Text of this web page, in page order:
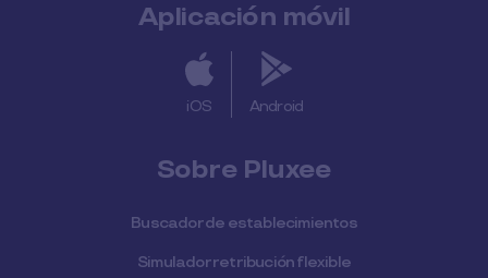
Aplicación móvil
iOS Android
Sobre Pluxee
Buscador de establecimientos
Simulador retribución flexible